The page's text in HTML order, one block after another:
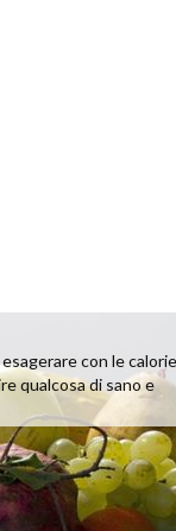
con le
qualcosa di sano e